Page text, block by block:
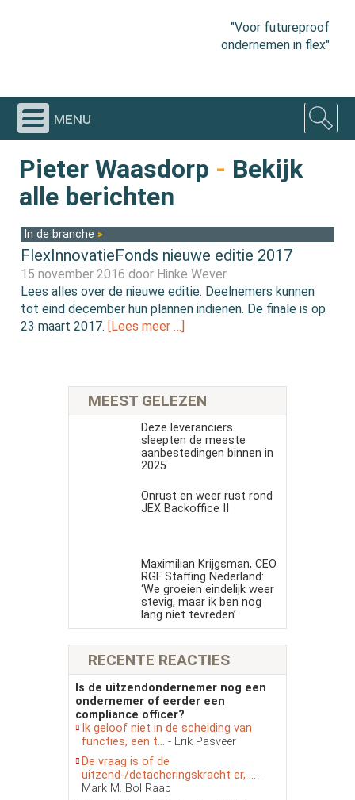
"Voor futureproof
ondernemen in flex"
menu
Pieter Waasdorp - Bekijk
alle berichten
In de branche
FlexInnovatieFonds nieuwe editie 2017
15 november 2016 door Hinke Wever
Lees alles over de nieuwe editie. Deelnemers kunnen
tot eind december hun plannen indienen. De finale is op
23 maart 2017. [Lees meer …]
MEEST GELEZEN
Deze leveranciers
sleepten de meeste
aanbestedingen binnen in
2025
Onrust en weer rust rond
JEX Backoffice II
Maximilian Krijgsman, CEO
RGF Staffing Nederland:
‘We groeien eindelijk weer
stevig, maar ik ben nog
lang niet tevreden’
RECENTE REACTIES
Is de uitzendondernemer nog een
ondernemer of eerder een
compliance officer?
Ik geloof niet in de scheiding van
functies, een t... - Erik Pasveer
De vraag is of de
uitzend-/detacheringskracht er, ... -
Mark M. Bol Raap